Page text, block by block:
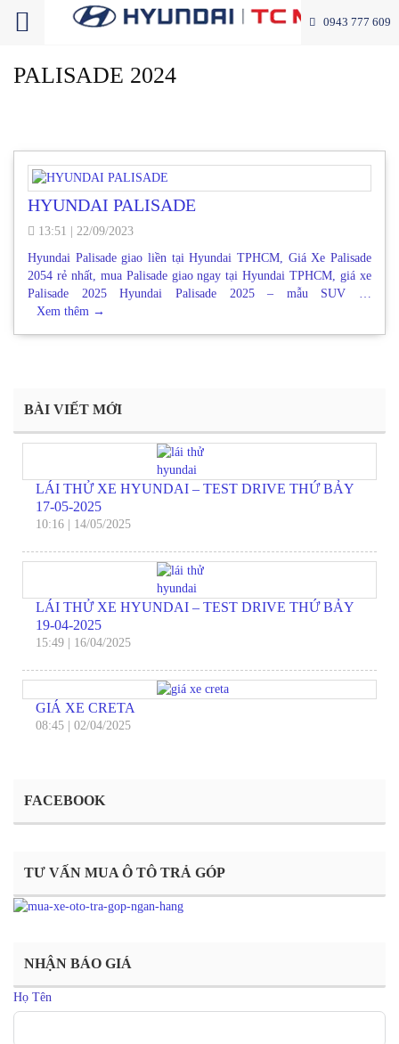
0943 777 609
PALISADE 2024
HYUNDAI PALISADE
13:51
22/09/2023
Hyundai Palisade giao liền tại Hyundai TPHCM, Giá Xe Palisade
2054 rẻ nhất, mua Palisade giao ngay tại Hyundai TPHCM, giá xe
Palisade 2025 Hyundai Palisade 2025 – mẫu SUV …
Xem thêm →
BÀI VIẾT MỚI
LÁI THỬ XE HYUNDAI – TEST DRIVE THỨ BẢY
17-05-2025
10:16 14/05/2025
LÁI THỬ XE HYUNDAI – TEST DRIVE THỨ BẢY
19-04-2025
15:49 16/04/2025
GIÁ XE CRETA
08:45 02/04/2025
FACEBOOK
TƯ VẤN MUA Ô TÔ TRẢ GÓP
NHẬN BÁO GIÁ
Họ Tên